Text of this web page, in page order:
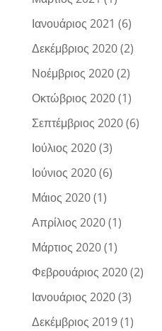
Ιανουάριος 2021 (6)
Δεκέμβριος 2020(2)
Νοέμβριος 2020(2)
Οκτώβριος 2020(1)
Σεπτέμβριος 2020(6)
Ιούλιος 2020(3)
Ιούνιος 2020(6)
Μάιος 2020(1)
Απρίλιος 2020(1)
Μάρτιος 2020(1)
Φεβρουάριος 2020(2)
Ιανουάριος 2020(3)
Δεκέμβριος 2019(1)